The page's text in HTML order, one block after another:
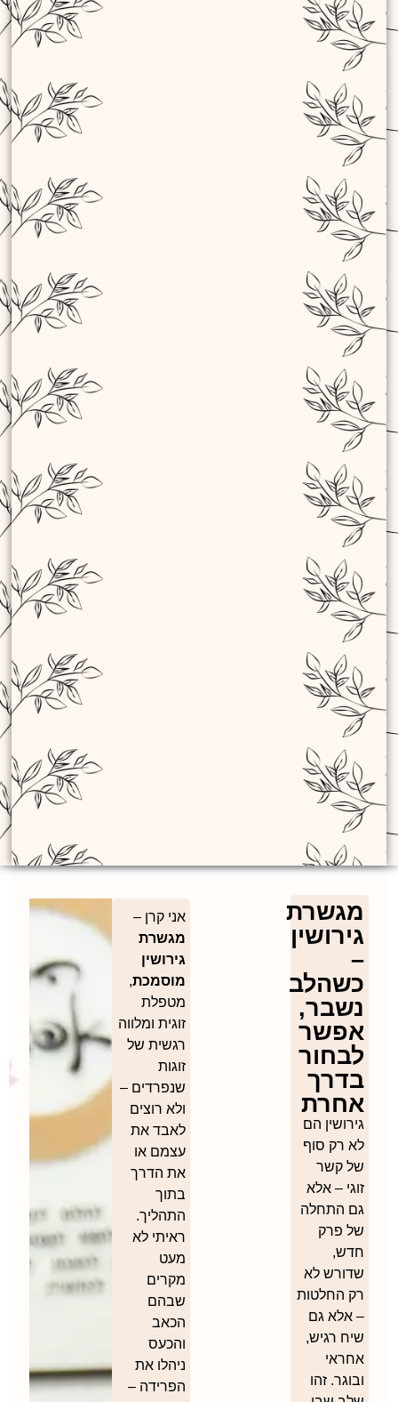
מגשרת
גירושין
–
כשהלב
נשבר,
אפשר
לבחור
בדרך
אחרת
גירושין הם
לא רק סוף
של קשר
זוגי – אלא
גם התחלה
של פרק
חדש,
שדורש לא
רק החלטות
– אלא גם
שיח רגיש,
אחראי
ובוגר. זהו
אני קרן –
מגשרת
גירושין
מוסמכת,
מטפלת
זוגית ומלווה
רגשית של
זוגות
שנפרדים –
ולא רוצים
לאבד את
עצמם או
את הדרך
בתוך
התהליך.
ראיתי לא
מעט
מקרים
שבהם
הכאב
והכעס
ניהלו את
הפרידה –